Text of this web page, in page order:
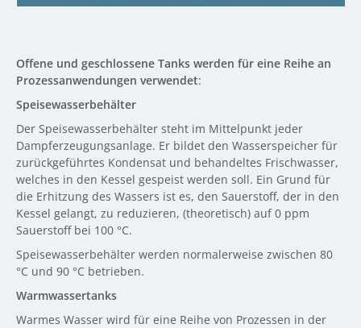
Offene und geschlossene Tanks werden für eine Reihe an
Prozessanwendungen verwendet:
Speisewasserbehälter
Der Speisewasserbehälter steht im Mittelpunkt jeder
Dampferzeugungsanlage. Er bildet den Wasserspeicher für
zurückgeführtes Kondensat und behandeltes Frischwasser,
welches in den Kessel gespeist werden soll. Ein Grund für
die Erhitzung des Wassers ist es, den Sauerstoff, der in den
Kessel gelangt, zu reduzieren, (theoretisch) auf 0 ppm
Sauerstoff bei 100 °C.
Speisewasserbehälter werden normalerweise zwischen 80
°C und 90 °C betrieben.
Warmwassertanks
Warmes Wasser wird für eine Reihe von Prozessen in der